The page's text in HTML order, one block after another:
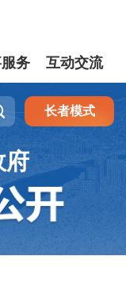
务 互动交流
长者模式
府